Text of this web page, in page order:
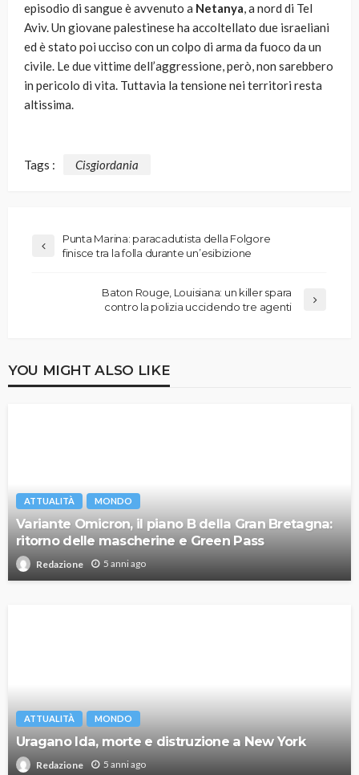
episodio di sangue è avvenuto a Netanya, a nord di Tel
Aviv. Un giovane palestinese ha accoltellato due israeliani
ed è stato poi ucciso con un colpo di arma da fuoco da un
civile. Le due vittime dell’aggressione, però, non sarebbero
in pericolo di vita. Tuttavia la tensione nei territori resta
altissima.
Tags : Cisgiordania
Punta Marina: paracadutista della Folgore
finisce tra la folla durante un’esibizione
Baton Rouge, Louisiana: un killer spara
contro la polizia uccidendo tre agenti
YOU MIGHT ALSO LIKE
ATTUALITÀ MONDO
Variante Omicron, il piano B della Gran Bretagna:
ritorno delle mascherine e Green Pass
Redazione 5 anni ago
ATTUALITÀ MONDO
Uragano Ida, morte e distruzione a New York
Redazione 5 anni ago